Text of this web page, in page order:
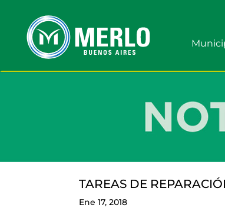
TAREAS DE
Ene 17, 2018